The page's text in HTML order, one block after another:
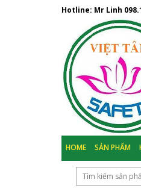
Hotline: Mr Linh
HOME SẢN PHẨM